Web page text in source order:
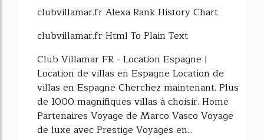
clubvillamar.fr Alexa Rank History Chart
clubvillamar.fr Html To Plain Text
Club Villamar FR - Location Espagne |
Location de villas en Espagne Location de
villas en Espagne Cherchez maintenant. Plus
de 1000 magnifiques villas à choisir. Home
Partenaires Voyage de Marco Vasco Voyage
de luxe avec Prestige Voyages en...